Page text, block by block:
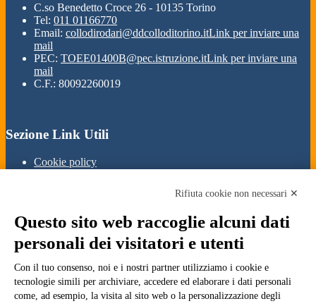
C.so Benedetto Croce 26 - 10135 Torino
Tel: 011 01166770
Email: collodirodari@ddcolloditorino.itLink per inviare una
mail
PEC: TOEE01400B@pec.istruzione.itLink per inviare una
mail
C.F.: 80092260019
Sezione Link Utili
Cookie policy
Ufficio Relazioni con il Pubblico
Obiettivi di accessibilità
Whistleblowing
Gestione consensi cookie
Amministrazione trasparente
Pagina visualizzata1814 volte
Rifiuta cookie non necessari ✕
Questo sito web raccoglie alcuni dati
personali dei visitatori e utenti
Con il tuo consenso, noi e i nostri partner utilizziamo i cookie e
tecnologie simili per archiviare, accedere ed elaborare i dati personali
come, ad esempio, la visita al sito web o la personalizzazione degli